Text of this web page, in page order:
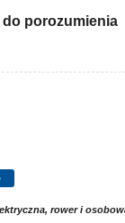
do porozumienia
rower i